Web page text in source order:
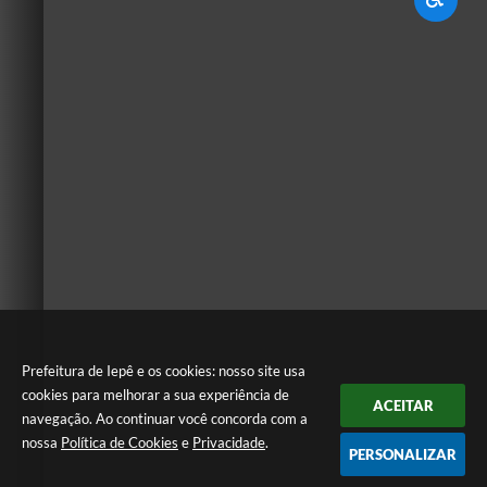
Prefeitura de Iepê e os cookies: nosso site usa
cookies para melhorar a sua experiência de
navegação. Ao continuar você concorda com a
nossa Política de Cookies e Privacidade.
ACEITAR
PERSONALIZAR